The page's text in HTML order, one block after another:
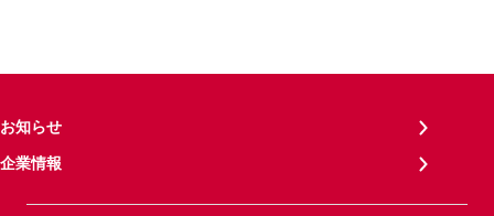
お知らせ
企業情報